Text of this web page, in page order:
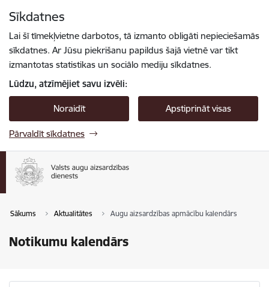
Sīkdatnes
Lai šī tīmekļvietne darbotos, tā izmanto obligāti nepieciešamās
sīkdatnes. Ar Jūsu piekrišanu papildus šajā vietnē var tikt
izmantotas statistikas un sociālo mediju sīkdatnes.
Lūdzu, atzīmējiet savu izvēli:
Noraidīt Apstiprināt visas
Pārvaldīt sīkdatnes
Sākums Aktualitātes Augu aizsardzības apmācību kalendārs
Notikumu kalendārs